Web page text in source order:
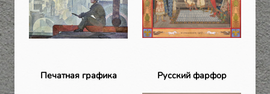
Печатная графика Русский фарфор